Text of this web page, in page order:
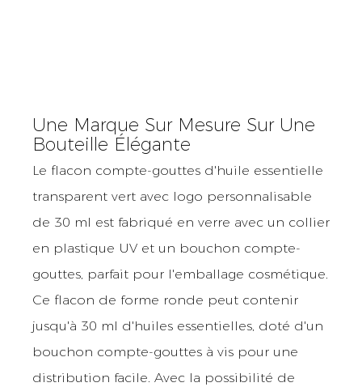
Une Marque Sur Mesure Sur Une
Bouteille Élégante
Le flacon compte-gouttes d'huile essentielle
transparent vert avec logo personnalisable
de 30 ml est fabriqué en verre avec un collier
en plastique UV et un bouchon compte-
gouttes, parfait pour l'emballage cosmétique.
Ce flacon de forme ronde peut contenir
jusqu'à 30 ml d'huiles essentielles, doté d'un
bouchon compte-gouttes à vis pour une
distribution facile. Avec la possibilité de